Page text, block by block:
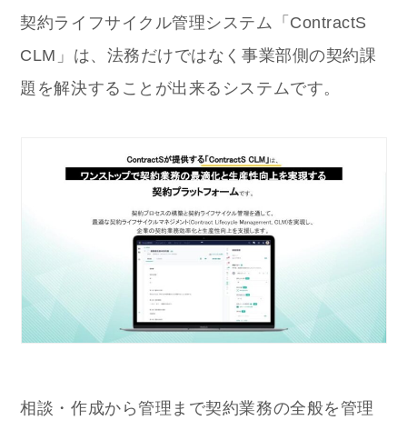
契約ライフサイクル管理システム「ContractS
CLM」は、法務だけではなく事業部側の契約課
題を解決することが出来るシステムです。
相談・作成から管理まで契約業務の全般を管理